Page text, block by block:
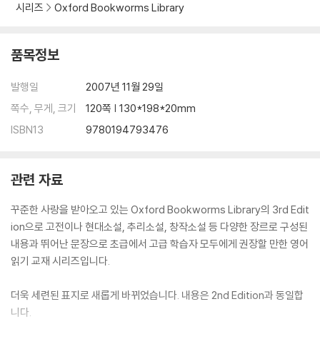
시리즈
Oxford Bookworms Library
품목정보
발행일
2007년 11월 29일
쪽수, 무게, 크기
120쪽 | 130*198*20mm
ISBN13
9780194793476
관련 자료
꾸준한 사랑을 받아오고 있는 Oxford Bookworms Library의 3rd Edit
ion으로 고전이나 현대소설, 추리소설, 창작소설 등 다양한 장르로 구성된
내용과 뛰어난 문장으로 초급에서 고급 학습자 모두에게 권장할 만한 영어
읽기 교재 시리즈입니다.
더욱 세련된 표지로 새롭게 바뀌었습니다. 내용은 2nd Edition과 동일합
니다.